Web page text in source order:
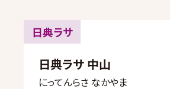
日典ラサ
日典ラサ 中山
にってんらさ なかやま